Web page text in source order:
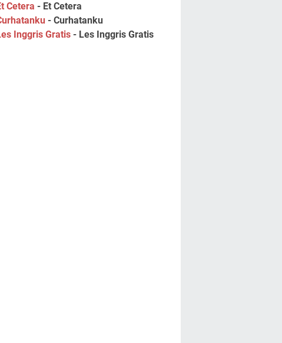
Cetera - Et Cetera
- Curhatanku
Inggris Gratis- Les Inggris Gratis